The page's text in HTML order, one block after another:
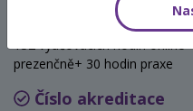
250 vyučovacích hodin
132 vyučovacích hodin online
prezenčně+ 30 hodin praxe
Číslo akreditace